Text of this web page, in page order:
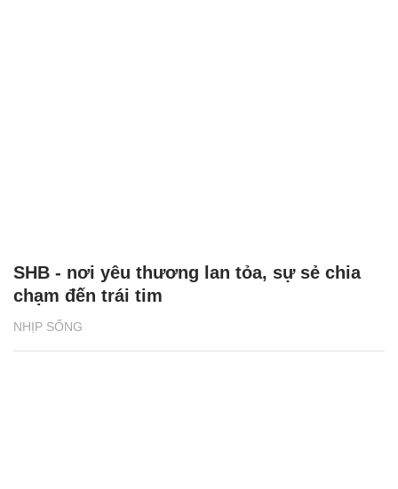
NHỊP SỐNG
SHB - nơi yêu thương lan tỏa, sự sẻ chia
chạm đến trái tim